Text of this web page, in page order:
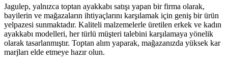
Jagulep, yalnızca toptan ayakkabı satışı yapan bir firma olarak,
bayilerin ve mağazaların ihtiyaçlarını karşılamak için geniş bir ürün
yelpazesi sunmaktadır. Kaliteli malzemelerle üretilen erkek ve kadın
ayakkabı modelleri, her türlü müşteri talebini karşılamaya yönelik
olarak tasarlanmıştır. Toptan alım yaparak, mağazanızda yüksek kar
marjları elde etmeye hazır olun.